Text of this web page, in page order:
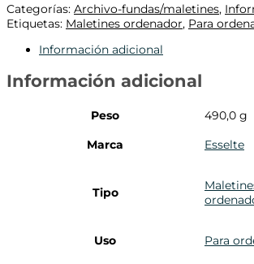
Categorías: Archivo-fundas/maletines,
Etiquetas: Maletines ordenador, Para
Información adicional
Información adicional
Peso
490,0 g
Marca
Esselte
Tipo
Uso Para